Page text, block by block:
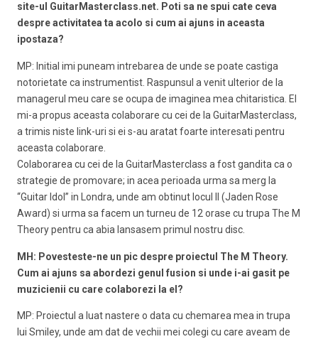
site-ul GuitarMasterclass.net. Poti sa ne spui cate ceva
despre activitatea ta acolo si cum ai ajuns in aceasta
ipostaza?
MP: Initial imi puneam intrebarea de unde se poate castiga
notorietate ca instrumentist. Raspunsul a venit ulterior de la
managerul meu care se ocupa de imaginea mea chitaristica. El
mi-a propus aceasta colaborare cu cei de la GuitarMasterclass,
a trimis niste link-uri si ei s-au aratat foarte interesati pentru
aceasta colaborare.
Colaborarea cu cei de la GuitarMasterclass a fost gandita ca o
strategie de promovare; in acea perioada urma sa merg la
“Guitar Idol” in Londra, unde am obtinut locul II (Jaden Rose
Award) si urma sa facem un turneu de 12 orase cu trupa The M
Theory pentru ca abia lansasem primul nostru disc.
MH: Povesteste-ne un pic despre proiectul The M Theory.
Cum ai ajuns sa abordezi genul fusion si unde i-ai gasit pe
muzicienii cu care colaborezi la el?
MP: Proiectul a luat nastere o data cu chemarea mea in trupa
lui Smiley, unde am dat de vechii mei colegi cu care aveam de